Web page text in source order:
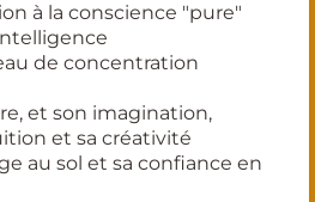
à la conscience "pure"
de concentration
et son imagination,
et sa créativité
au sol et sa confiance en